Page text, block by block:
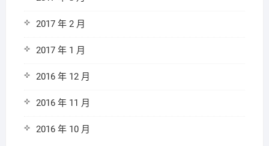
2017 年 2 月
2017 年 1 月
2016 年 12 月
2016 年 11 月
2016 年 10 月